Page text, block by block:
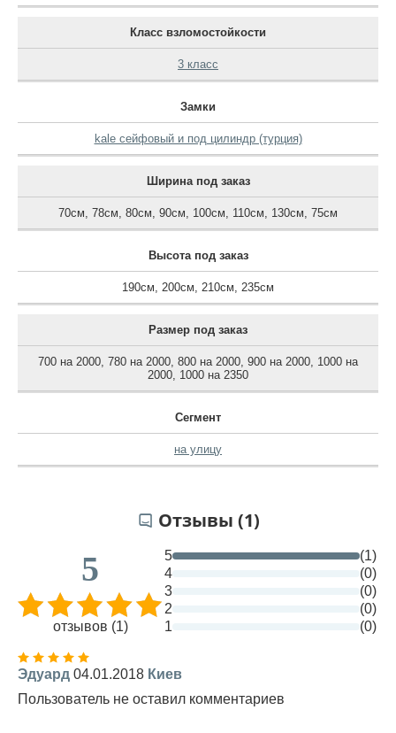
Класс взломостойкости
3 класс
Замки
kale сейфовый и под цилиндр (турция)
Ширина под заказ
70см, 78см, 80см, 90см, 100см, 110см, 130см, 75см
Высота под заказ
190см, 200см, 210см, 235см
Размер под заказ
700 на 2000, 780 на 2000, 800 на 2000, 900 на 2000, 1000 на
2000, 1000 на 2350
Сегмент
на улицу
Отзывы (1)
5
отзывов (1)
5
(1)
4
(0)
3
(0)
2
(0)
1
(0)
Эдуард 04.01.2018 Киев
Пользователь не оставил комментариев